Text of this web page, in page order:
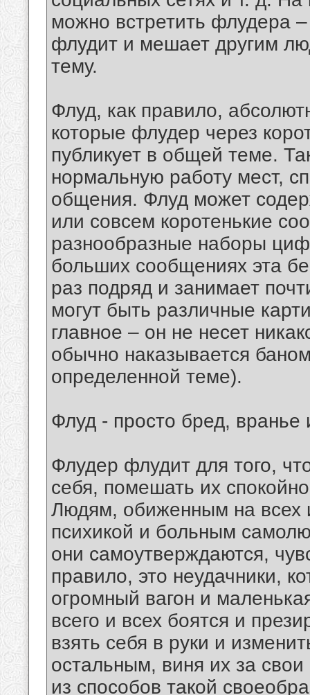
можно встретить флудера
флудит и мешает другим
тему.
Флуд, как правило,
которые флудер через
публикует в общей теме.
нормальную работу мест,
общения. Флуд может
или совсем коротенькие
разнообразные наборы
больших сообщениях эта
раз подряд и занимает
могут быть различные
главное – он не несет
обычно наказывается
определенной теме).
Флуд - просто бред, вранье
Флудер флудит для того,
себя, помешать их
Людям, обиженным на всех
психикой и больным
они самоутверждаются,
правило, это неудачники,
огромный вагон и
всего и всех боятся и
взять себя в руки и
остальным, виня их за
из способов такой